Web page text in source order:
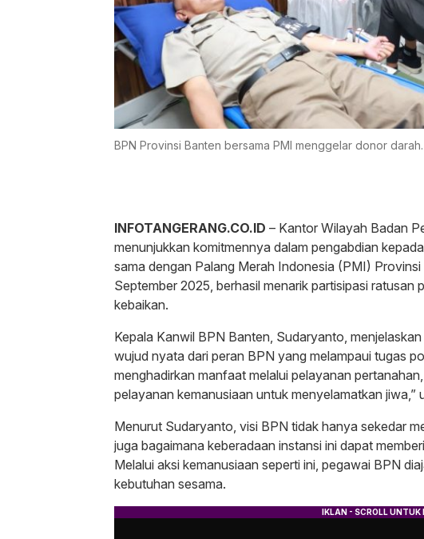
BPN Provinsi Banten bersama PMI menggelar donor darah.
INFOTANGERANG.CO.ID – Kantor Wilayah Badan
menunjukkan komitmennya dalam pengabdian
sama dengan Palang Merah Indonesia (PMI)
September 2025, berhasil menarik partisipasi
kebaikan.
Kepala Kanwil BPN Banten, Sudaryanto,
wujud nyata dari peran BPN yang melampaui tugas
menghadirkan manfaat melalui pelayanan
pelayanan kemanusiaan untuk menyelamatkan jiwa,”
Menurut Sudaryanto, visi BPN tidak hanya sekedar
juga bagaimana keberadaan instansi ini dapat
Melalui aksi kemanusiaan seperti ini, pegawai BPN
kebutuhan sesama.